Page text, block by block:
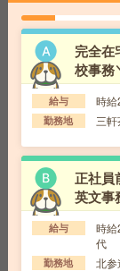
給 与 時給2050
給与の前払いが可
交通費 交通費支
勤務地
東京都港
歩1分
座り仕事！給
[派遣]
給 与 時給1600
交通費 交通費支
勤務地 新所沢駅
完全在
校事務
派遣]
給与 時
勤務地 三
正社員
英文事
介予定
給与
時
代
勤務地 北